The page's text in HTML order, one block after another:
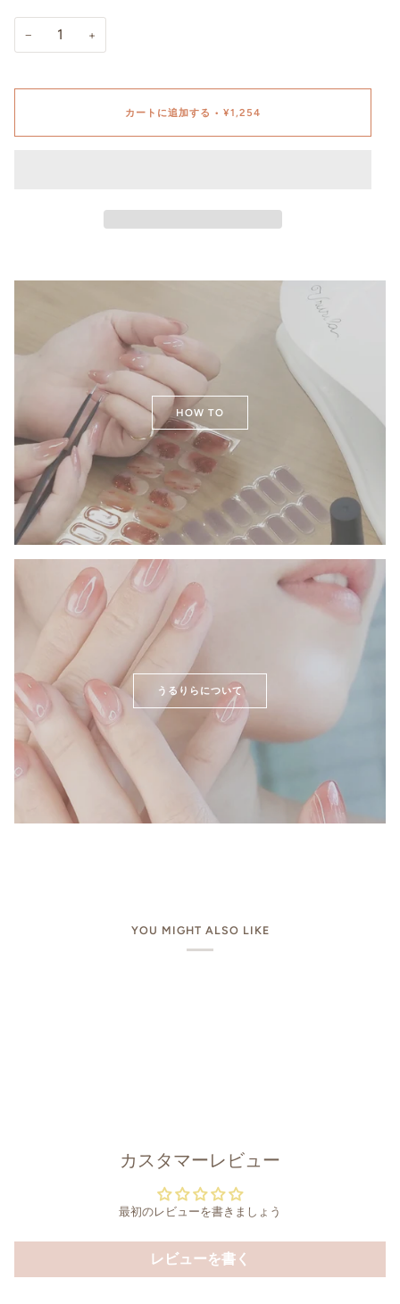
− +
カートに追加する • ¥1,254
HOW TO
うるりらについて
YOU MIGHT ALSO LIKE
カスタマーレビュー
最初のレビューを書きましょう
レビューを書く